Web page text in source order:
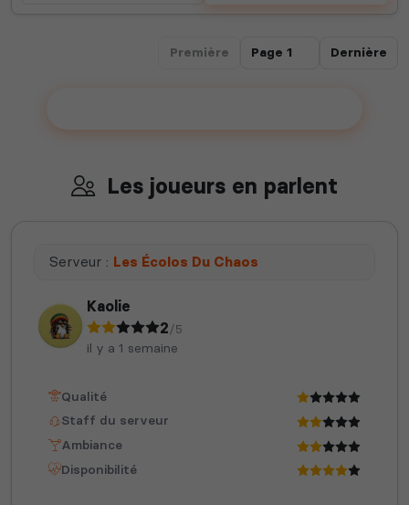
Première Dernière
Les joueurs en parlent
Serveur : Les Écolos Du Chaos
Kaolie
2/5
il y a 1 semaine
Qualité
Staff du serveur
Ambiance
Disponibilité